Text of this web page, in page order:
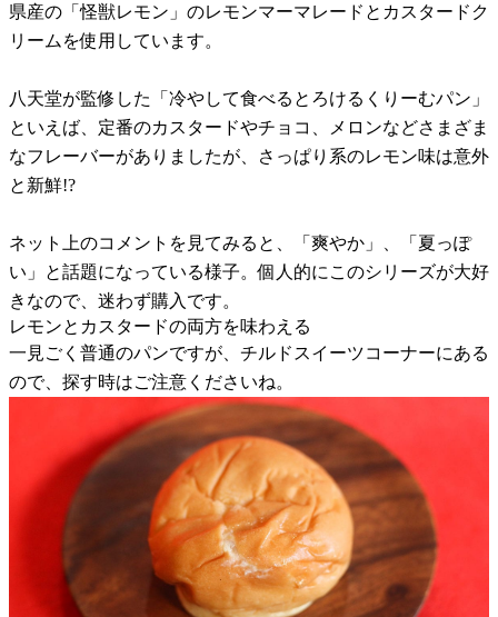
県産の「怪獣レモン」のレモンマーマレードとカスタードク
リームを使用しています。
八天堂が監修した「冷やして食べるとろけるくりーむパン」
といえば、定番のカスタードやチョコ、メロンなどさまざま
なフレーバーがありましたが、さっぱり系のレモン味は意外
と新鮮!?
ネット上のコメントを見てみると、「爽やか」、「夏っぽ
い」と話題になっている様子。個人的にこのシリーズが大好
きなので、迷わず購入です。
レモンとカスタードの両方を味わえる
一見ごく普通のパンですが、チルドスイーツコーナーにある
ので、探す時はご注意くださいね。